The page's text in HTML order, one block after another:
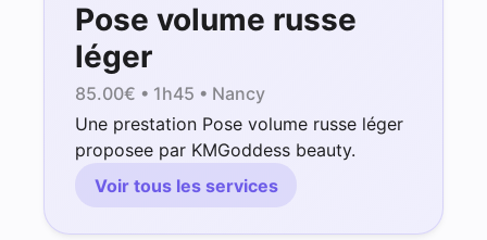
Pose volume russe
léger
85.00€ • 1h45 • Nancy
Une prestation Pose volume russe léger
proposee par KMGoddess beauty.
Voir tous les services